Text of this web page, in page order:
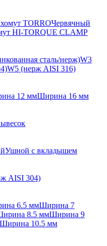
TORROЧервячный
HI-TORQUE CLAMP
сталь/нерж)W3
W5 (нерж AISI 316)
12 ммШирина 16 мм
Ушной с вкладышем
AISI 304)
6.5 ммШирина 7
8.5 ммШирина 9
Ширина 10.5 мм